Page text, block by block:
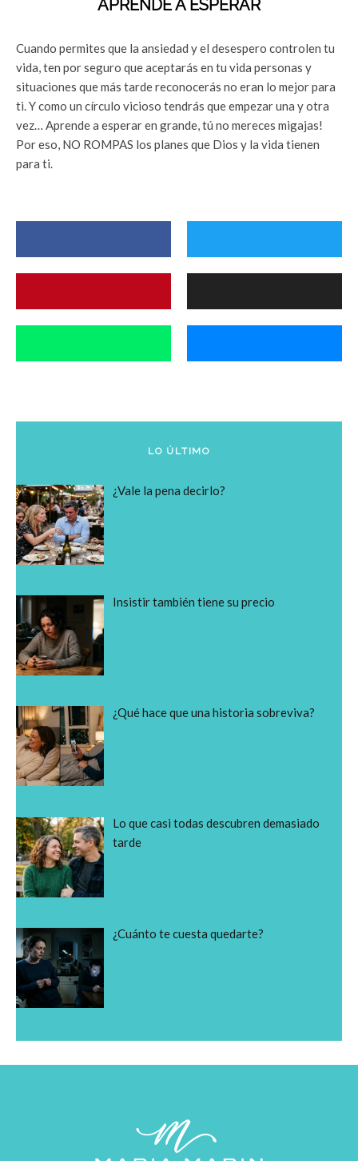
APRENDE A ESPERAR
Cuando permites que la ansiedad y el desespero controlen tu
vida, ten por seguro que aceptarás en tu vida personas y
situaciones que más tarde reconocerás no eran lo mejor para
ti. Y como un círculo vicioso tendrás que empezar una y otra
vez… Aprende a esperar en grande, tú no mereces migajas!
Por eso, NO ROMPAS los planes que Dios y la vida tienen
para ti.
LO ÚLTIMO
¿Vale la pena decirlo?
Insistir también tiene su precio
¿Qué hace que una historia sobreviva?
Lo que casi todas descubren demasiado
tarde
¿Cuánto te cuesta quedarte?